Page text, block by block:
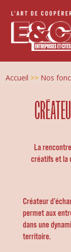
Accueil >> Nos
La
créatifs et la
Créateur
permet aux
dans une
territoire.